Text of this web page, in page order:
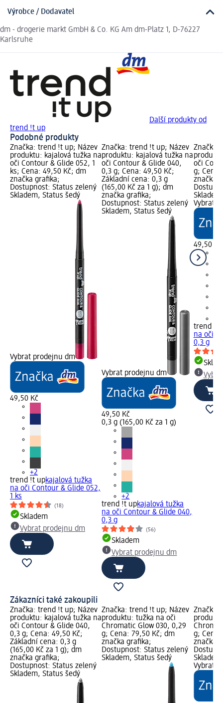
Výrobce / Dodavatel
dm - drogerie markt GmbH & Co. KG Am dm-Platz 1, D-76227
Karlsruhe
Další produkty od
trend !t up
Podobné produkty
Značka: trend !t up; Název
produktu: kajalová tužka na
oči Contour & Glide 052, 1
ks; Cena: 49,50 Kč; dm
značka grafika;
Dostupnost: Status zelený
Skladem, Status šedý
Vybrat prodejnu dm
49,50 Kč
+2
trend !t upkajalová tužka
na oči Contour & Glide 052,
1 ks
(18)
Skladem
Vybrat prodejnu dm
Značka: trend !t up; Název
produktu: kajalová tužka na
oči Contour & Glide 040,
0,3 g; Cena: 49,50 Kč;
Základní cena: 0,3 g
(165,00 Kč za 1 g); dm
značka grafika;
Dostupnost: Status zelený
Skladem, Status šedý
Vybrat prodejnu dm
49,50 Kč
0,3 g (165,00 Kč za 1 g)
+2
trend !t upkajalová tužka
na oči Contour & Glide 040,
0,3 g
(56)
Skladem
Vybrat prodejnu dm
Značka:
oči
g;
značka
Vybrat
49,50 Kč
trend !t
na oči
0,3 g
Zákazníci také zakoupili
Značka: trend !t up; Název
produktu: kajalová tužka na
oči Contour & Glide 040,
0,3 g; Cena: 49,50 Kč;
Základní cena: 0,3 g
(165,00 Kč za 1 g); dm
značka grafika;
Dostupnost: Status zelený
Skladem, Status šedý
Značka: trend !t up; Název
produktu: tužka na oči
Chromatic Glow 030, 0,29
g; Cena: 79,50 Kč; dm
značka grafika;
Dostupnost: Status zelený
Skladem, Status šedý
Značka:
g;
značka
Vybrat